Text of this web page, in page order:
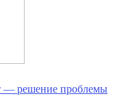
— решение проблемы